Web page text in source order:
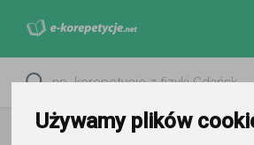
Używamy plików